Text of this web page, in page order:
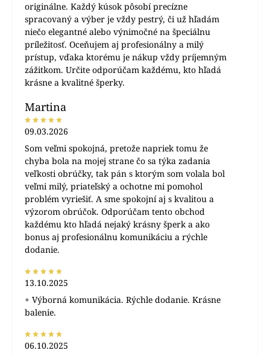
originálne. Každý kúsok pôsobí precízne
spracovaný a výber je vždy pestrý, či už hľadám
niečo elegantné alebo výnimočné na špeciálnu
príležitosť. Oceňujem aj profesionálny a milý
prístup, vďaka ktorému je nákup vždy príjemným
zážitkom. Určite odporúčam každému, kto hľadá
krásne a kvalitné šperky.
Martina
09.03.2026
Som veľmi spokojná, pretože napriek tomu že
chyba bola na mojej strane čo sa týka zadania
veľkosti obrúčky, tak pán s ktorým som volala bol
veľmi milý, priateľský a ochotne mi pomohol
problém vyriešiť. A sme spokojní aj s kvalitou a
výzorom obrúčok. Odporúčam tento obchod
každému kto hľadá nejaký krásny šperk a ako
bonus aj profesionálnu komunikáciu a rýchle
dodanie.
13.10.2025
+ Výborná komunikácia. Rýchle dodanie. Krásne
balenie.
06.10.2025